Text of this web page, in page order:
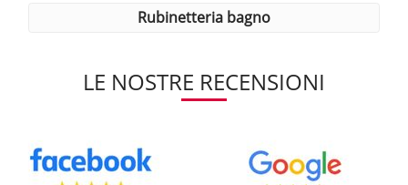
rubinetteria bagno
LE NOSTRE RECENSIONI